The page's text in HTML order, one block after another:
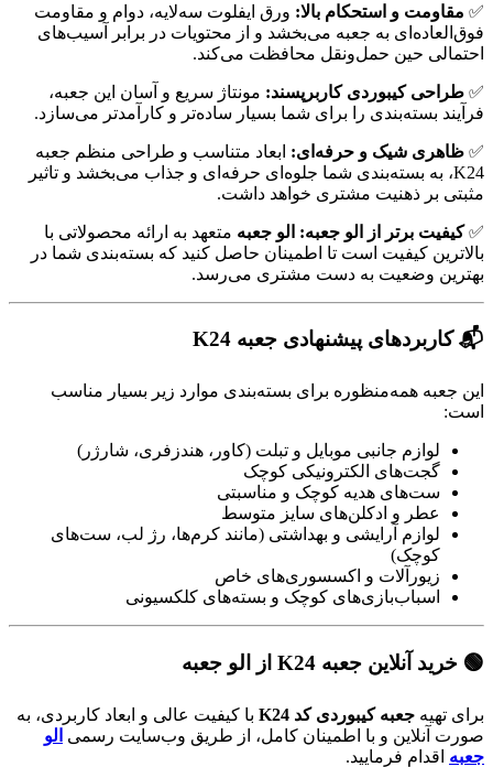
✅ مقاومت و استحکام بالا: ورق ایفلوت سه‌لایه، دوام و مقاومت
فوق‌العاده‌ای به جعبه می‌بخشد و از محتویات در برابر آسیب‌های
احتمالی حین حمل‌ونقل محافظت می‌کند.
✅ طراحی کیبوردی کاربرپسند: مونتاژ سریع و آسان این جعبه،
فرآیند بسته‌بندی را برای شما بسیار ساده‌تر و کارآمدتر می‌سازد.
✅ ظاهری شیک و حرفه‌ای: ابعاد متناسب و طراحی منظم جعبه
K24، به بسته‌بندی شما جلوه‌ای حرفه‌ای و جذاب می‌بخشد و تاثیر
مثبتی بر ذهنیت مشتری خواهد داشت.
✅کیفیت برتر از الو جعبه: الو جعبه متعهد به ارائه محصولاتی با
بالاترین کیفیت است تا اطمینان حاصل کنید که بسته‌بندی شما در
بهترین وضعیت به دست مشتری می‌رسد.
📬 کاربردهای پیشنهادی جعبه K24
این جعبه همه‌منظوره برای بسته‌بندی موارد زیر بسیار مناسب
است:
لوازم جانبی موبایل و تبلت (کاور، هندزفری، شارژر)
گجت‌های الکترونیکی کوچک
ست‌های هدیه کوچک و مناسبتی
عطر و ادکلن‌های سایز متوسط
لوازم آرایشی و بهداشتی (مانند کرم‌ها، رژ لب، ست‌های
کوچک)
زیورآلات و اکسسوری‌های خاص
اسباب‌بازی‌های کوچک و بسته‌های کلکسیونی
🟢 خرید آنلاین جعبه K24 از الو جعبه
برای تهیه جعبه کیبوردی کد K24
با کیفیت عالی و ابعاد کاربردی، به
صورت آنلاین و با اطمینان کامل، از طریق وب‌سایت رسمی الو
جعبه اقدام فرمایید.